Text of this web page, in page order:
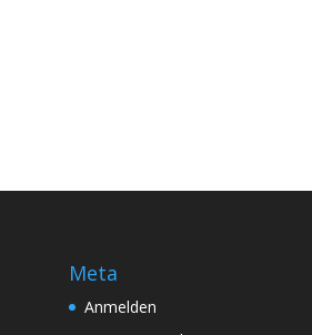
Meta
Anmelden